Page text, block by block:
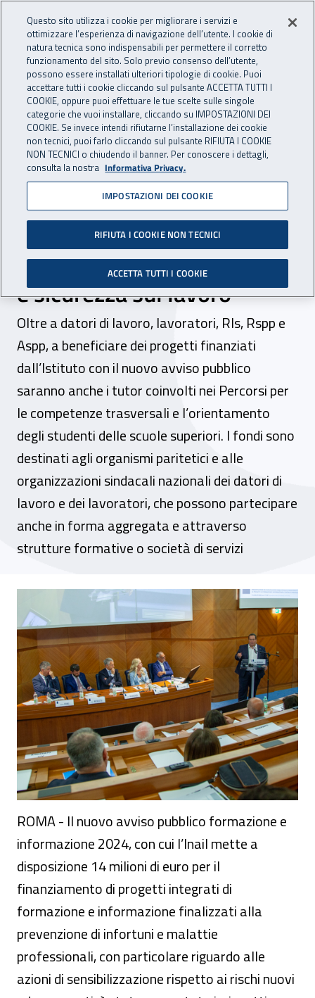
INAIL - Istituto Nazionale
Apri cerca
Navigazione principale
Navigazione - Ti trovi in:
Home Inail comunica News
10 luglio 2024
Dall’Inail 14 milioni di euro
per la formazione e
l’informazione sulla salute
e sicurezza sul lavoro
Oltre a datori di lavoro, lavoratori, Rls, Rspp e
Aspp, a beneficiare dei progetti finanziati
dall’Istituto con il nuovo avviso pubblico
saranno anche i tutor coinvolti nei Percorsi per
le competenze trasversali e l’orientamento
degli studenti delle scuole superiori. I fondi sono
destinati agli organismi paritetici e alle
organizzazioni sindacali nazionali dei datori di
lavoro e dei lavoratori, che possono partecipare
anche in forma aggregata e attraverso
strutture formative o società di servizi
Dall’Inail 14 milioni di euro per la
ROMA - Il nuovo avviso pubblico formazione e
informazione 2024, con cui l’Inail mette a
disposizione 14 milioni di euro per il
finanziamento di progetti integrati di
formazione e informazione finalizzati alla
prevenzione di infortuni e malattie
professionali, con particolare riguardo alle
azioni di sensibilizzazione rispetto ai rischi nuovi
Questo sito utilizza i cookie per migliorare i servizi e
ottimizzare l’esperienza di navigazione dell’utente. I cookie di
natura tecnica sono indispensabili per permettere il corretto
funzionamento del sito. Solo previo consenso dell’utente,
possono essere installati ulteriori tipologie di cookie. Puoi
accettare tutti i cookie cliccando sul pulsante ACCETTA TUTTI I
COOKIE, oppure puoi effettuare le tue scelte sulle singole
categorie che vuoi installare, cliccando su IMPOSTAZIONI DEI
COOKIE. Se invece intendi rifiutarne l’installazione dei cookie
non tecnici, puoi farlo cliccando sul pulsante RIFIUTA I COOKIE
NON TECNICI o chiudendo il banner. Per conoscere i dettagli,
consulta la nostra Informativa Privacy.
IMPOSTAZIONI DEI COOKIE
RIFIUTA I COOKIE NON TECNICI
ACCETTA TUTTI I COOKIE